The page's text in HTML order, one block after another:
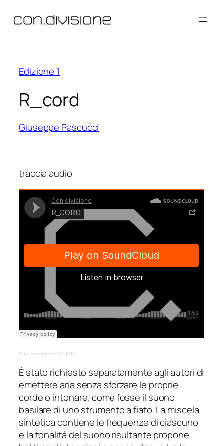
Edizione 1
R_cord
Giuseppe Pascucci
traccia audio
Con.divisione · R_CORD
È stato richiesto separatamente agli autori di
emettere aria senza sforzare le proprie
corde o intonare, come fosse il suono
basilare di uno strumento a fiato. La miscela
sintetica contiene le frequenze di ciascuno
e la tonalitá del suono risultante propone